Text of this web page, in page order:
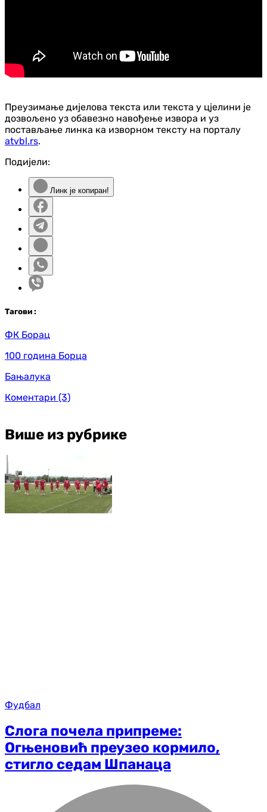
Преузимање дијелова текста или текста у цјелини је
дозвољено уз обавезно навођење извора и уз
постављање линка ка изворном тексту на порталу
atvbl.rs.
Подијели:
Линк је копиран!
Тагови :
ФК Борац
100 година Борца
Бањалука
Коментари (3)
Више из рубрике
Фудбал
Слога почела припреме:
Огњеновић преузео кормило,
стигло седам Шпанаца